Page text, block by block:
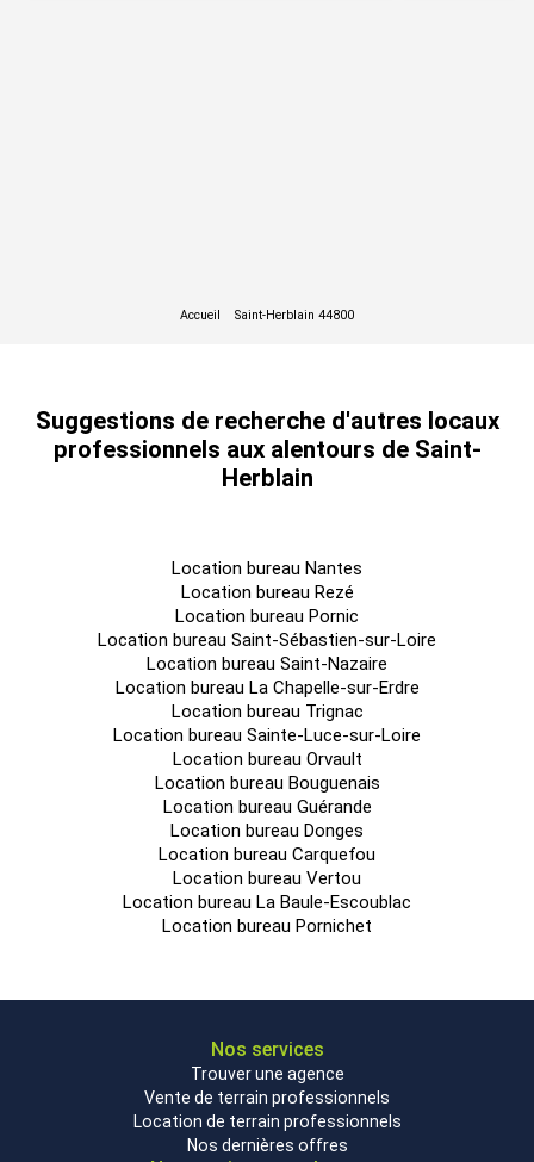
Suggestions de recherche d'autres locaux
professionnels aux alentours de Saint-
Herblain
Location bureau Nantes
Location bureau Rezé
Location bureau Pornic
Location bureau Saint-Sébastien-sur-Loire
Location bureau Saint-Nazaire
Location bureau La Chapelle-sur-Erdre
Location bureau Trignac
Location bureau Sainte-Luce-sur-Loire
Location bureau Orvault
Location bureau Bouguenais
Location bureau Guérande
Location bureau Donges
Location bureau Carquefou
Location bureau Vertou
Location bureau La Baule-Escoublac
Location bureau Pornichet
Nos services
Trouver une agence
Vente de terrain professionnels
Location de terrain professionnels
Nos dernières offres